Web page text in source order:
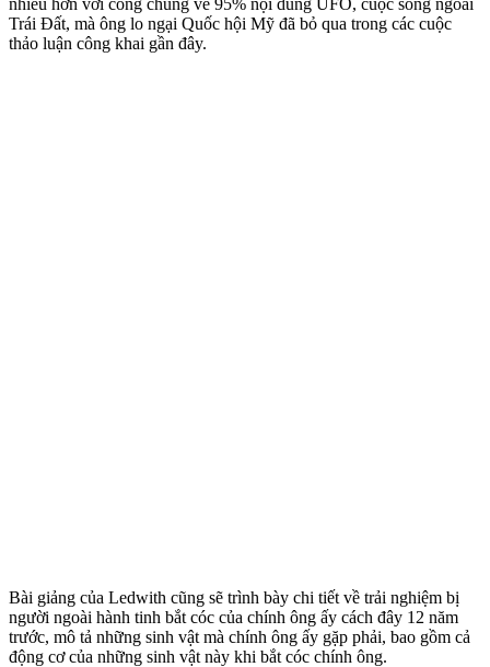
Trái Đất, mà ông lo ngại Quốc hội Mỹ đã bỏ qua trong các cuộc
thảo luận công khai gần đây.
Bài giảng của Ledwith cũng sẽ trình bày chi tiết về trải nghiệm bị
người ngoài hành tinh bắt cóc của chính ông ấy cách đây 12 năm
trước, mô tả những sinh vật mà chính ông ấy gặp phải, bao gồm cả
động cơ của những sinh vật này khi bắt cóc chính ông.